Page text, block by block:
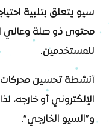
سيو يتعلق بتلبية
محتوى ذو صلة وعالي
للمستخدمين.
أنشطة تحسين محركات
الإلكتروني أو خارجه،
و”السيو الخارجي”.